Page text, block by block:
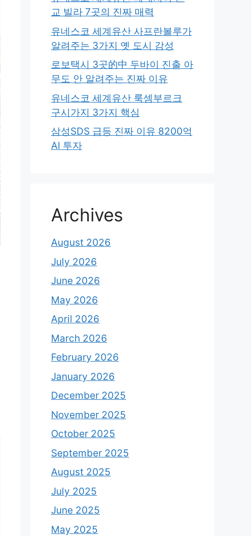
교 빌라 7곳의 진짜 매력
유네스코 세계유산 사프란볼루가
알려주는 3가지 옛 도시 감성
로보택시 3곳的中 두바이 진출 아
무도 안 알려주는 진짜 이유
유네스코 세계유산 룩셈부르크
구시가지 3가지 핵심
삼성SDS 급등 진짜 이유 8200억
AI 투자
Archives
August 2026
July 2026
June 2026
May 2026
April 2026
March 2026
February 2026
January 2026
December 2025
November 2025
October 2025
September 2025
August 2025
July 2025
June 2025
May 2025